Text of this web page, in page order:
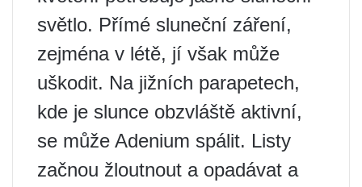
světlo. Přímé sluneční záření,
zejména v létě, jí však může
uškodit. Na jižních parapetech,
kde je slunce obzvláště aktivní,
se může Adenium spálit. Listy
začnou žloutnout a opadávat a